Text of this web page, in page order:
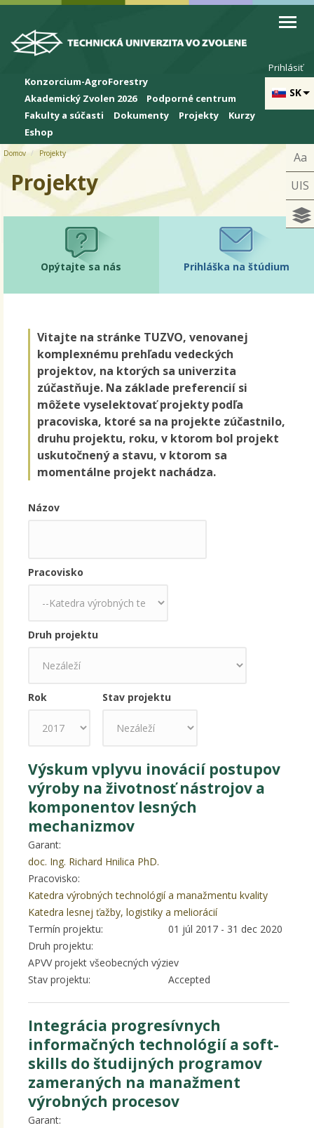
Skip to cookies
Skip to navigation
Skočiť na hlavný obsah
SK
Prihlásiť
Konzorcium-AgroForestry
Akademický Zvolen 2026
Podporné centrum
Fakulty a súčasti
Dokumenty Projekty
Kurzy
Eshop
Aa
UIS
Domov Projekty
Projekty
Opýtajte sa nás Prihláška na štúdium
Vitajte na stránke TUZVO, venovanej
komplexnému prehľadu vedeckých
projektov, na ktorých sa univerzita
zúčastňuje. Na základe preferencií si
môžete vyselektovať projekty podľa
pracoviska, ktoré sa na projekte zúčastnilo,
druhu projektu, roku, v ktorom bol projekt
uskutočnený a stavu, v ktorom sa
momentálne projekt nachádza.
Názov
Pracovisko
Druh projektu
Rok
Stav projektu
Výskum vplyvu inovácií postupov
výroby na životnosť nástrojov a
komponentov lesných
mechanizmov
Garant:
doc. Ing. Richard Hnilica PhD.
Pracovisko:
Katedra výrobných technológií a manažmentu kvality
Katedra lesnej ťažby, logistiky a meliorácií
Termín projektu:
01 júl 2017 - 31 dec 2020
Druh projektu:
APVV projekt všeobecných výziev
Stav projektu:
Accepted
Integrácia progresívnych
informačných technológií a soft-
skills do študijných programov
zameraných na manažment
výrobných procesov
Garant: